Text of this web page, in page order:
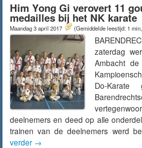
Him Yong Gi verovert 11
medailles bij het NK karate
Maandag 3 april 2017 (Gemiddelde leestijd: 1
zaterdag
Ambacht
Do-
deelnemers en deed op alle
trainen van de deelnemers werd
verder →